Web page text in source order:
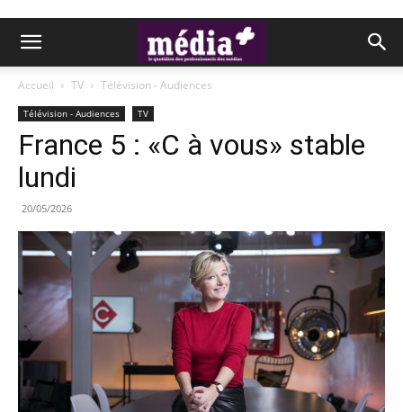
Accueil TV Télévision - Audiences
Télévision - Audiences TV
France 5 : «C à vous» stable
lundi
20/05/2026